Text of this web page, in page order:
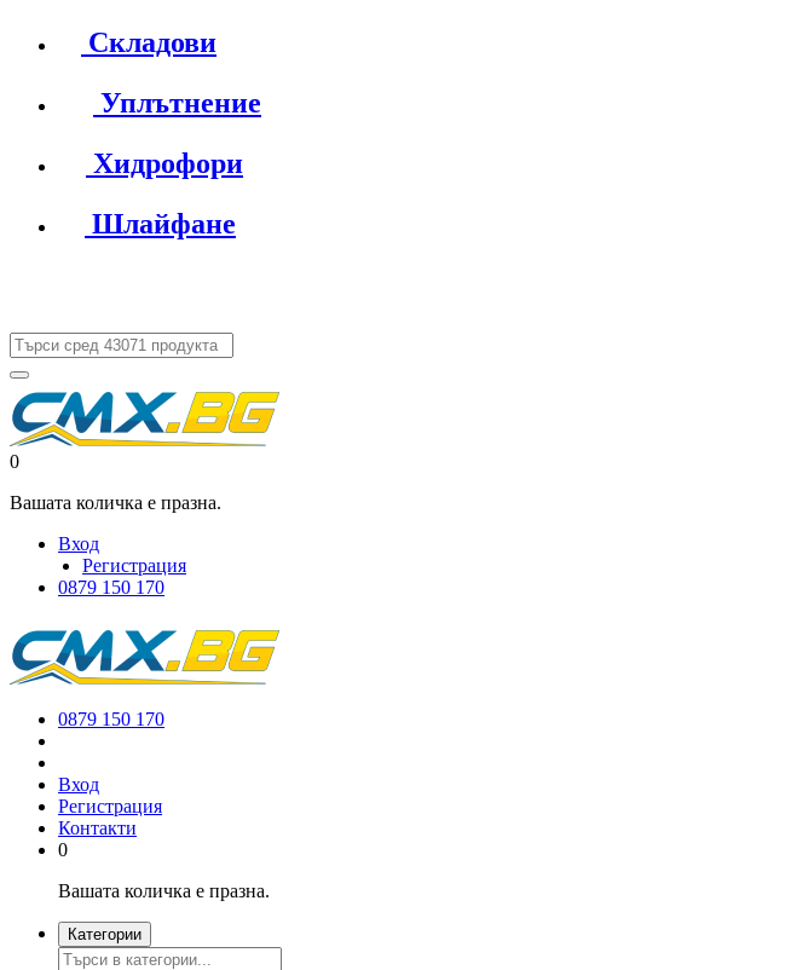
Складови
Уплътнение
Хидрофори
Шлайфане
0
Вашата количка е празна.
Вход
Регистрация
0879 150 170
0879 150 170
Вход
Регистрация
Контакти
0
Вашата количка е празна.
Категории